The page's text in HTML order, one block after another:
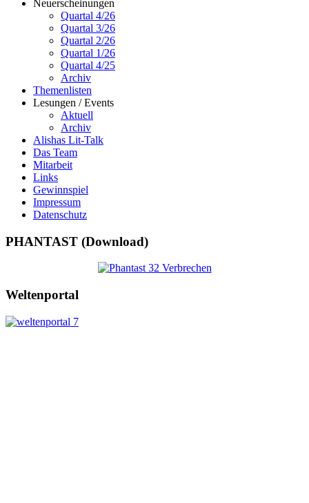
Neuerscheinungen
Quartal 4/26
Quartal 3/26
Quartal 2/26
Quartal 1/26
Quartal 4/25
Archiv
Themenlisten
Lesungen / Events
Aktuell
Archiv
Alishas Lit-Talk
Das Team
Mitarbeit
Links
Gewinnspiel
Impressum
Datenschutz
PHANTAST (Download)
Weltenportal